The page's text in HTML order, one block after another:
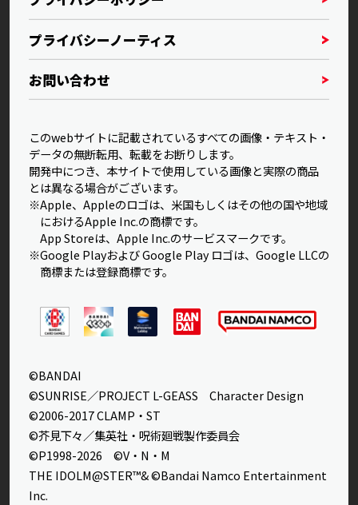
プライバシーノーティス
お問い合わせ
このwebサイトに記載されているすべての画像・テキスト・
データの無断転用、転載をお断りします。
開発中につき、本サイトで使用している画像と実際の商品
とは異なる場合がございます。
※Apple、Appleのロゴは、米国もしくはその他の国や地域
におけるApple Inc.の商標です。
App Storeは、Apple Inc.のサービスマークです。
※Google Playおよび Google Play ロゴは、Google LLCの
商標または登録商標です。
©BANDAI
©SUNRISE／PROJECT L-GEASS Character Design
©2006-2017 CLAMP・ST
©芥見下々／集英社・呪術廻戦製作委員会
©P1998-2026 ©V・N・M
THE IDOLM@STER™& ©Bandai Namco Entertainment
Inc.